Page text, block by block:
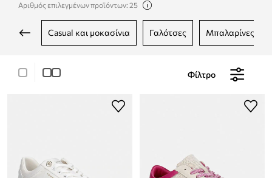
Αριθμός επιλεγμένων προϊόντων: 25
casual και μοκασίνια γαλότσες μπαλαρίνες
Φίλτρο